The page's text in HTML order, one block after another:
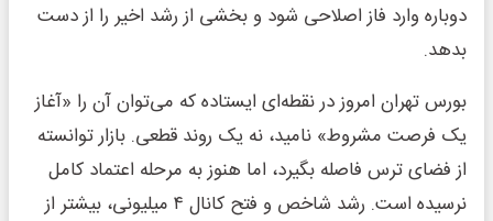
دوباره وارد فاز اصلاحی شود و بخشی از رشد اخیر را از دست
بدهد.
بورس تهران امروز در نقطه‌ای ایستاده که می‌توان آن را «آغاز
یک فرصت مشروط» نامید، نه یک روند قطعی. بازار توانسته
از فضای ترس فاصله بگیرد، اما هنوز به مرحله اعتماد کامل
نرسیده است. رشد شاخص و فتح کانال ۴ میلیونی، بیشتر از